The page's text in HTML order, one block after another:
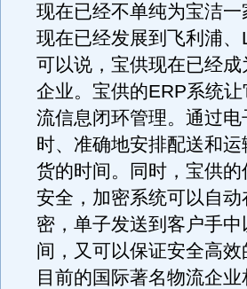
现在已经不单纯为宝洁
现在已经发展到飞利浦
可以说，宝供现在已经
企业。宝供的ERP系统
流信息闭环管理。通过
时、准确地安排配送和
货的时间。同时，宝供
安全，加密系统可以自
密，单子发送到客户手
间，又可以保证安全高
目前的国际著名物流企